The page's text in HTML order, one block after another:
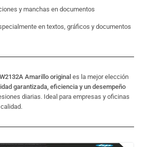
y manchas en documentos
en textos, gráficos y documentos
Amarillo original es la mejor elección
garantizada, eficiencia y un desempeño
diarias. Ideal para empresas y oficinas